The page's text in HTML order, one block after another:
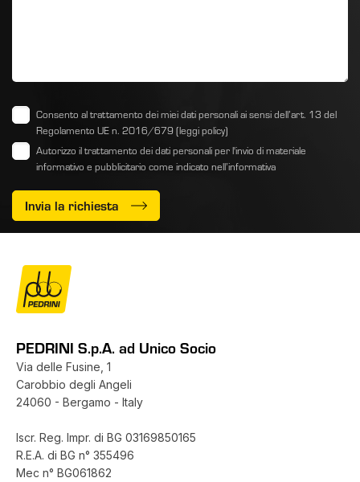
Consento al trattamento dei miei dati personali ai sensi dell’art. 13 del
Regolamento UE n. 2016/679 (leggi policy)
Autorizzo il trattamento dei dati personali per l'invio di materiale
informativo e pubblicitario come indicato nell’informativa
Invia la richiesta
PEDRINI S.p.A. ad Unico Socio
Via delle Fusine, 1
Carobbio degli Angeli
24060 - Bergamo - Italy
Iscr. Reg. Impr. di BG 03169850165
R.E.A. di BG n° 355496
Mec n° BG061862